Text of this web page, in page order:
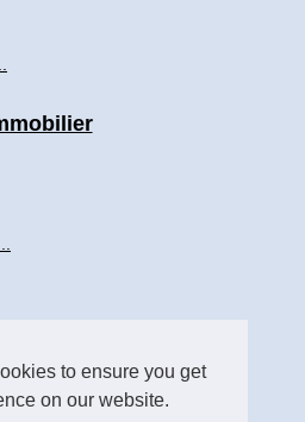
to ensure you get
on our website.
Investir